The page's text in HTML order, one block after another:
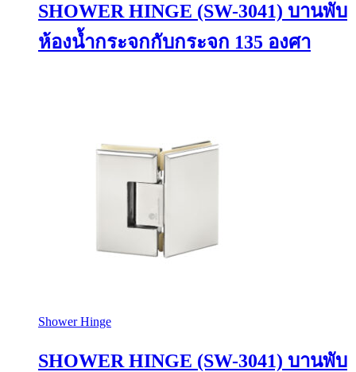
SHOWER HINGE (SW-3041) บานพับ
ห้องน้ำกระจกกับกระจก 135 องศา
Shower Hinge
SHOWER HINGE (SW-3041) บานพับ